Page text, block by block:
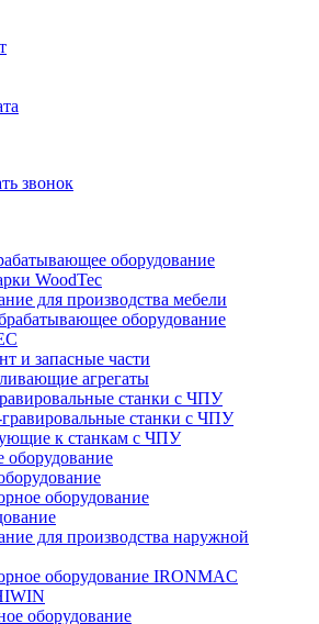
звонок
оборудование
WoodTec
для производства мебели
оборудование
и запасные части
агрегаты
станки с ЧПУ
станки с ЧПУ
к станкам с ЧПУ
оборудование
оборудование
для производства наружной
оборудование IRONMAC
оборудование